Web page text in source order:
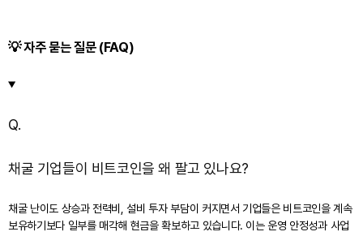
💡 자주 묻는 질문 (FAQ)
Q.
채굴 기업들이 비트코인을 왜 팔고 있나요?
채굴 난이도 상승과 전력비, 설비 투자 부담이 커지면서 기업들은 비트코인을 계속
보유하기보다 일부를 매각해 현금을 확보하고 있습니다. 이는 운영 안정성과 사업